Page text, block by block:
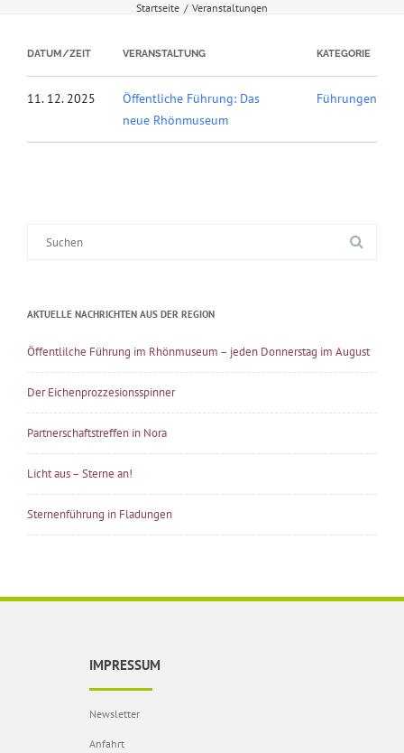
Startseite / Veranstaltungen
DATUM/ZEIT VERANSTALTUNG KATEGORIE
11. 12. 2025
Öffentliche Führung: Das
neue Rhönmuseum
Führungen
AKTUELLE NACHRICHTEN AUS DER REGION
Öffentlilche Führung im Rhönmuseum – jeden Donnerstag im August
Der Eichenprozzesionsspinner
Partnerschaftstreffen in Nora
Licht aus – Sterne an!
Sternenführung in Fladungen
IMPRESSUM
Newsletter
Anfahrt